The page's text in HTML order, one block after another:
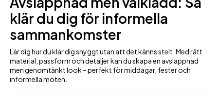
klär du dig för informella
sammankomster
Lär dig hur du klär dig snyggt utan att det känns stelt. Med rätt
material, passform och detaljer kan du skapa en avslappnad
men genomtänkt look – perfekt för middagar, fester och
informella möten.